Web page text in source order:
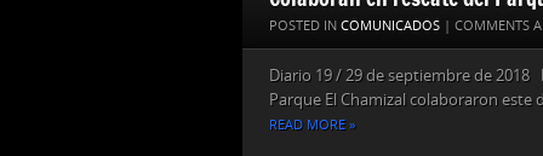
POSTED IN COMUNICADOS | COMMENTS
Diario 19 / 29 de septiembre de 2018
Parque El Chamizal colaboraron este
READ MORE »